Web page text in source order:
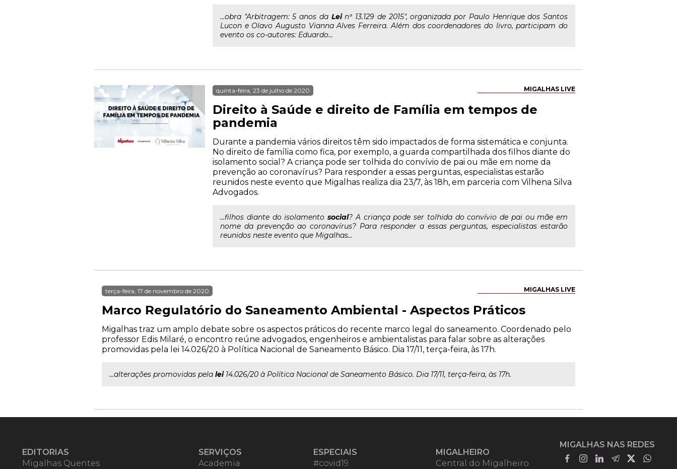
...obra "Arbitragem: 5 anos da Leinª 13.129 de 2015", organizada por Paulo Henrique dos Santos
Lucon e Olavo Augusto Vianna Alves Ferreira. Além dos coordenadores do livro, participam do
evento os co-autores: Eduardo...
MIGALHAS LIVE
quinta-feira, 23 de julho de 2020
Direito à Saúde e direito de Família em tempos de
pandemia
Durante a pandemia vários direitos têm sido impactados de forma sistemática e conjunta.
No direito de família como fica, por exemplo, a guarda compartilhada dos filhos diante do
isolamento social? A criança pode ser tolhida do convívio de pai ou mãe em nome da
prevenção ao coronavírus? Para responder a essas perguntas, especialistas estarão
reunidos neste evento que Migalhas realiza dia 23/7, às 18h, em parceria com Vilhena Silva
Advogados.
...filhos diante do isolamento social? A criança pode ser tolhida do convívio de pai ou mãe em
nome da prevenção ao coronavírus? Para responder a essas perguntas, especialistas estarão
reunidos neste evento que Migalhas...
MIGALHAS LIVE
terça-feira, 17 de novembro de 2020
Marco Regulatório do Saneamento Ambiental - Aspectos Práticos
Migalhas traz um amplo debate sobre os aspectos práticos do recente marco legal do saneamento. Coordenado pelo
professor Edis Milaré, o encontro reúne advogados, engenheiros e ambientalistas para falar sobre as alterações
promovidas pela lei 14.026/20 à Política Nacional de Saneamento Básico. Dia 17/11, terça-feira, às 17h.
...alterações promovidas pela lei14.026/20 à Política Nacional de Saneamento Básico. Dia 17/11, terça-feira, às 17h.
EDITORIAS
Migalhas Quentes
SERVIÇOS
Academia
ESPECIAIS
#covid19
MIGALHEIRO
Central do Migalheiro
MIGALHAS NAS REDES